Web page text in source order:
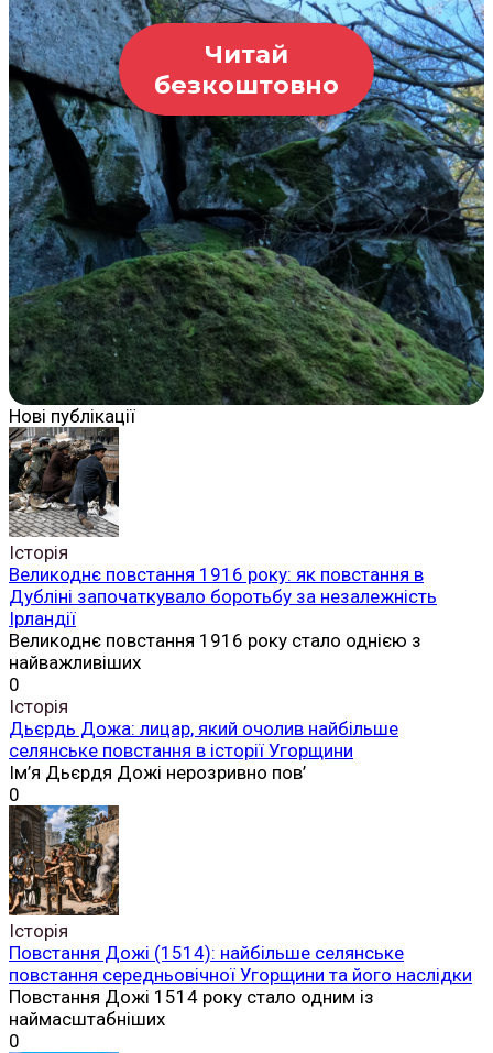
Читай
безкоштовно
Нові публікації
Історія
Великоднє повстання 1916 року: як повстання в
Дубліні започаткувало боротьбу за незалежність
Ірландії
Великоднє повстання 1916 року стало однією з
найважливіших
0
Історія
Дьєрдь Дожа: лицар, який очолив найбільше
селянське повстання в історії Угорщини
Ім’я Дьєрдя Дожі нерозривно пов’
0
Історія
Повстання Дожі (1514): найбільше селянське
повстання середньовічної Угорщини та його наслідки
Повстання Дожі 1514 року стало одним із
наймасштабніших
0